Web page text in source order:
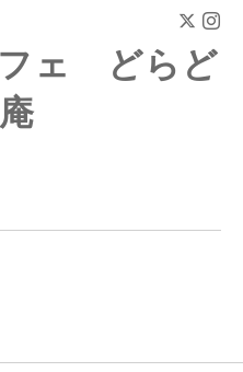
ェ どらど